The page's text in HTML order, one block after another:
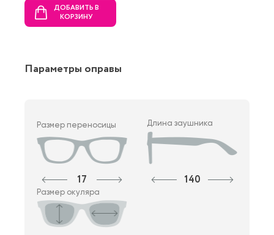
ДОБАВИТЬ В
КОРЗИНУ
Параметры оправы
Размер переносицы
17
Длина заушника
140
Размер окуляра